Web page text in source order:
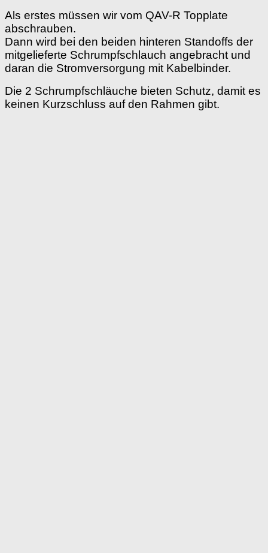
Als erstes müssen wir vom QAV-R Topplate
abschrauben.
Dann wird bei den beiden hinteren Standoffs der
mitgelieferte Schrumpfschlauch angebracht und
daran die Stromversorgung mit Kabelbinder.
Die 2 Schrumpfschläuche bieten Schutz, damit es
keinen Kurzschluss auf den Rahmen gibt.